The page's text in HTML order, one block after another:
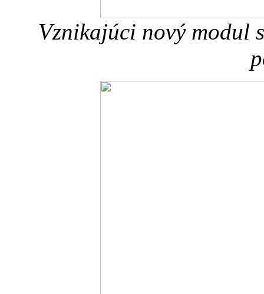
Vznikajúci nový modul